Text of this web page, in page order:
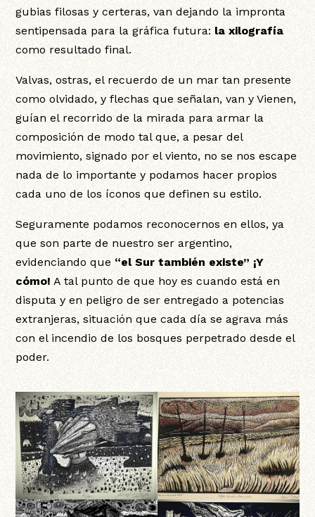
gubias filosas y certeras, van dejando la impronta
sentipensada para la gráfica futura: la xilografía
como resultado final.
Valvas, ostras, el recuerdo de un mar tan presente
como olvidado, y flechas que señalan, van y Vienen,
guían el recorrido de la mirada para armar la
composición de modo tal que, a pesar del
movimiento, signado por el viento, no se nos escape
nada de lo importante y podamos hacer propios
cada uno de los íconos que definen su estilo.
Seguramente podamos reconocernos en ellos, ya
que son parte de nuestro ser argentino,
evidenciando que “el Sur también existe” ¡Y
cómo! A tal punto de que hoy es cuando está en
disputa y en peligro de ser entregado a potencias
extranjeras, situación que cada día se agrava más
con el incendio de los bosques perpetrado desde el
poder.